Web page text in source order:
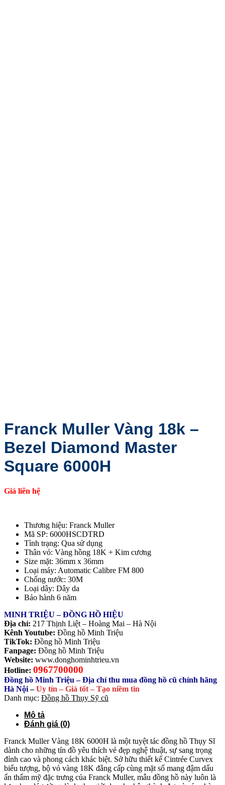
Franck Muller Vàng 18k –
Bezel Diamond Master
Square 6000H
Giá liên hệ
Thương hiệu: Franck Muller
Mã SP: 6000HSCDTRD
Tình trạng: Qua sử dụng
Thân vỏ: Vàng hồng 18K + Kim cương
Size mặt: 36mm x 36mm
Loại máy: Automatic Calibre FM 800
Chống nước: 30M
Loại dây: Dây da
Bảo hành 6 năm
MINH TRIỆU – ĐỒNG HỒ HIỆU
Địa chỉ: 217 Thịnh Liệt – Hoàng Mai – Hà Nội
Kênh Youtube: Đồng hồ Minh Triệu
TikTok: Đồng hồ Minh Triệu
Fanpage: Đồng hồ Minh Triệu
Website: www.donghominhtrieu.vn
Hotline: 0967700000
Đồng hồ Minh Triệu – Địa chỉ thu mua đồng hồ cũ chính hãng
Hà Nội–Uy tín – Giá tốt – Tạo niềm tin
Danh mục: Đồng hồ Thụy Sỹ cũ
Mô tả
Đánh giá (0)
Franck Muller Vàng 18K 6000H là một tuyệt tác đồng hồ Thụy Sĩ
dành cho những tín đồ yêu thích vẻ đẹp nghệ thuật, sự sang trọng
đỉnh cao và phong cách khác biệt. Sở hữu thiết kế Cintrée Curvex
biểu tượng, bộ vỏ vàng 18K đẳng cấp cùng mặt số mang đậm dấu
ấn thẩm mỹ đặc trưng của Franck Muller, mẫu đồng hồ này luôn là